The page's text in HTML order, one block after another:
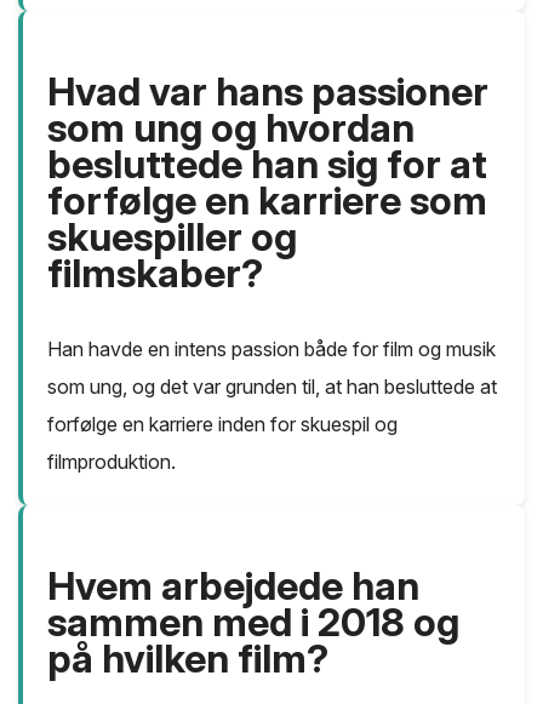
Hvad var hans passioner
som ung og hvordan
besluttede han sig for at
forfølge en karriere som
skuespiller og
filmskaber?
Han havde en intens passion både for film og musik
som ung, og det var grunden til, at han besluttede at
forfølge en karriere inden for skuespil og
filmproduktion.
Hvem arbejdede han
sammen med i 2018 og
på hvilken film?